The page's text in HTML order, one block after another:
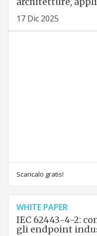
17 Dic 2025
Scaricalo gratis!
WHITE PAPER
IEC 62443-4-2:
gli endpoint